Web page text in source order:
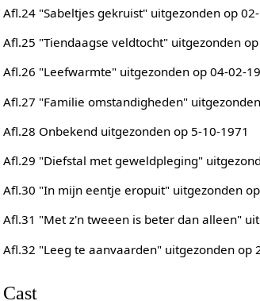
Afl.24 "Sabeltjes gekruist" uitgezonden op
Afl.25 "Tiendaagse veldtocht" uitgezonden
Afl.26 "Leefwarmte" uitgezonden op 04-02-
Afl.27 "Familie omstandigheden"
Afl.28 Onbekend uitgezonden op 5-10-1971
Afl.29 "Diefstal met geweldpleging"
Afl.30 "In mijn eentje eropuit" uitgezonden
Afl.31 "Met z'n tweeen is beter dan alleen"
Afl.32 "Leeg te aanvaarden" uitgezonden op
Cast